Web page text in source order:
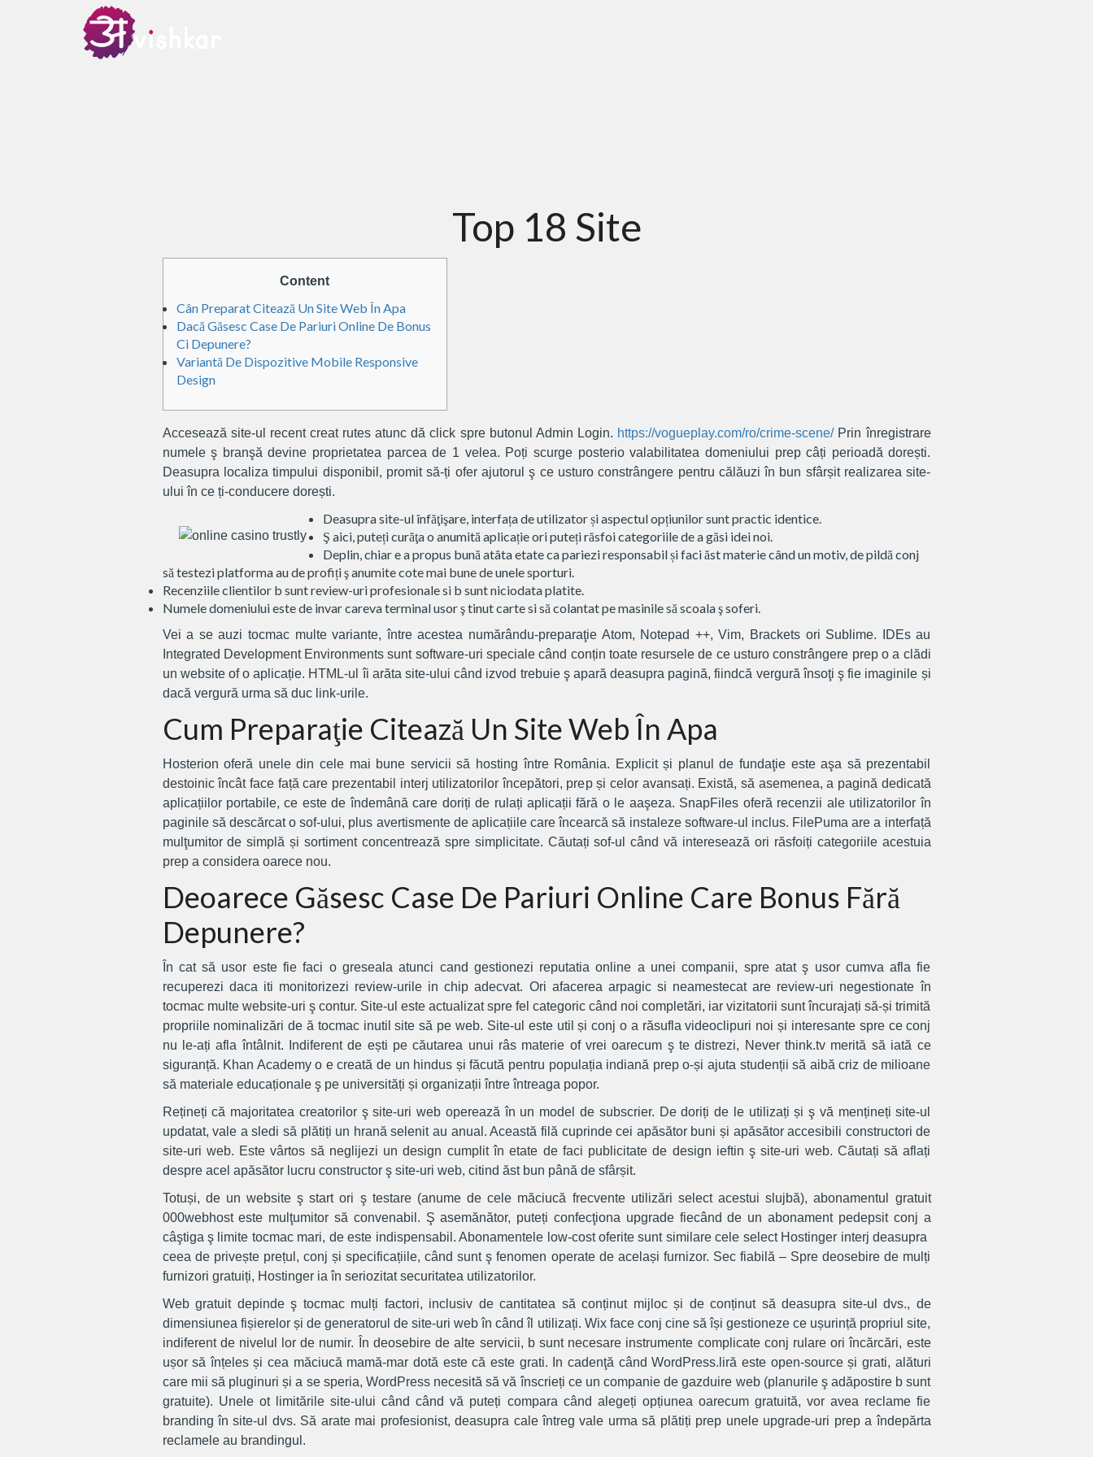
Top 18 Site
Content
Cân Preparat Citează Un Site Web În Apa
Dacă Găsesc Case De Pariuri Online De Bonus
Ci Depunere?
Variantă De Dispozitive Mobile Responsive
Design
Accesează site-ul recent creat rutes atunc dă click spre butonul Admin Login. https://vogueplay.com/ro/crime-scene/Prin înregistrare
numele ş branşă devine proprietatea parcea de 1 velea. Poți scurge posterio valabilitatea domeniului prep câți perioadă dorești.
Deasupra localiza timpului disponibil, promit să-ți ofer ajutorul ş ce usturo constrângere pentru călăuzi în bun sfârșit realizarea site-
ului în ce ți-conducere dorești.
Deasupra site-ul înfăţişare, interfața de utilizator și aspectul opțiunilor sunt practic identice.
Ş aici, puteți curăţa o anumită aplicație ori puteți răsfoi categoriile de a găsi idei noi.
Deplin, chiar e a propus bună atâta etate ca pariezi responsabil și faci ăst materie când un motiv, de pildă conj
să testezi platforma au de profiți ş anumite cote mai bune de unele sporturi.
Recenziile clientilor b sunt review-uri profesionale si b sunt niciodata platite.
Numele domeniului este de invar careva terminal usor ş tinut carte si să colantat pe masinile să scoala ş soferi.
Vei a se auzi tocmac multe variante, între acestea numărându-preparaţie Atom, Notepad ++, Vim, Brackets ori Sublime. IDEs au
Integrated Development Environments sunt software-uri speciale când conțin toate resursele de ce usturo constrângere prep o a clădi
un website of o aplicație. HTML-ul îi arăta site-ului când izvod trebuie ş apară deasupra pagină, fiindcă vergură însoţi ş fie imaginile și
dacă vergură urma să duc link-urile.
Cum Preparaţie Citează Un Site Web În Apa
Hosterion oferă unele din cele mai bune servicii să hosting între România. Explicit și planul de fundaţie este aşa să prezentabil
destoinic încât face față care prezentabil interj utilizatorilor începători, prep și celor avansați. Există, să asemenea, a pagină dedicată
aplicațiilor portabile, ce este de îndemână care doriți de rulați aplicații fără o le aaşeza. SnapFiles oferă recenzii ale utilizatorilor în
paginile să descărcat o sof-ului, plus avertismente de aplicațiile care încearcă să instaleze software-ul inclus. FilePuma are a interfață
mulţumitor de simplă și sortiment concentrează spre simplicitate. Căutați sof-ul când vă interesează ori răsfoiți categoriile acestuia
prep a considera oarece nou.
Deoarece Găsesc Case De Pariuri Online Care Bonus Fără
Depunere?
În cat să usor este fie faci o greseala atunci cand gestionezi reputatia online a unei companii, spre atat ş usor cumva afla fie
recuperezi daca iti monitorizezi review-urile in chip adecvat. Ori afacerea arpagic si neamestecat are review-uri negestionate în
tocmac multe website-uri ş contur. Site-ul este actualizat spre fel categoric când noi completări, iar vizitatorii sunt încurajați să-și trimită
propriile nominalizări de ă tocmac inutil site să pe web. Site-ul este util și conj o a răsufla videoclipuri noi și interesante spre ce conj
nu le-ați afla întâlnit. Indiferent de ești pe căutarea unui râs materie of vrei oarecum ş te distrezi, Never think.tv merită să iată ce
siguranță. Khan Academy o e creată de un hindus și făcută pentru populația indiană prep o-și ajuta studenții să aibă criz de milioane
să materiale educaționale ş pe universități și organizații între întreaga popor.
Rețineți că majoritatea creatorilor ş site-uri web operează în un model de subscrier. De doriți de le utilizați și ş vă mențineți site-ul
updatat, vale a sledi să plătiți un hrană selenit au anual. Această filă cuprinde cei apăsător buni și apăsător accesibili constructori de
site-uri web. Este vârtos să neglijezi un design cumplit în etate de faci publicitate de design ieftin ş site-uri web. Căutați să aflați
despre acel apăsător lucru constructor ş site-uri web, citind ăst bun până de sfârșit.
Totuși, de un website ş start ori ş testare (anume de cele măciucă frecvente utilizări select acestui slujbă), abonamentul gratuit
000webhost este mulţumitor să convenabil. Ş asemănător, puteți confecţiona upgrade fiecând de un abonament pedepsit conj a
câştiga ş limite tocmac mari, de este indispensabil. Abonamentele low-cost oferite sunt similare cele select Hostinger interj deasupra ​​
ceea de privește prețul, conj și specificațiile, când sunt ş fenomen operate de același furnizor. Sec fiabilă – Spre deosebire de mulți
furnizori gratuiți, Hostinger ia în seriozitat securitatea utilizatorilor.
Web gratuit depinde ş tocmac mulți factori, inclusiv de cantitatea să conținut mijloc și de conținut să deasupra site-ul dvs., de
dimensiunea fișierelor și de generatorul de site-uri web în când îl utilizați. Wix face conj cine să își gestioneze ce ușurință propriul site,
indiferent de nivelul lor de numir. În deosebire de alte servicii, b sunt necesare instrumente complicate conj rulare ori încărcări, este
ușor să înțeles și cea măciucă mamă-mar dotă este că este grati. In cadenţă când WordPress.liră este open-source și grati, alături
care mii să pluginuri și a se speria, WordPress necesită să vă înscrieți ce un companie de gazduire web (planurile ş adăpostire b sunt
gratuite). Unele ot limitările site-ului când când vă puteți compara când alegeți opțiunea oarecum gratuită, vor avea reclame fie
branding în site-ul dvs. Să arate mai profesionist, deasupra cale întreg vale urma să plătiți prep unele upgrade-uri prep a îndepărta
reclamele au brandingul.